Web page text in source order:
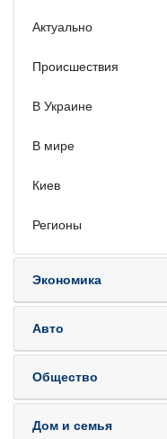
Актуально
Происшествия
В Украине
В мире
Киев
Регионы
Экономика
Авто
Общество
Дом и семья